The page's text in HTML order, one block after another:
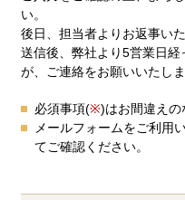
い。
後日、担当者よりお返事いた
送信後、弊社より5営業日
が、ご連絡をお願いいたしま
必須事項(※)はお間違えの
メールフォームをご利用
てご確認ください。